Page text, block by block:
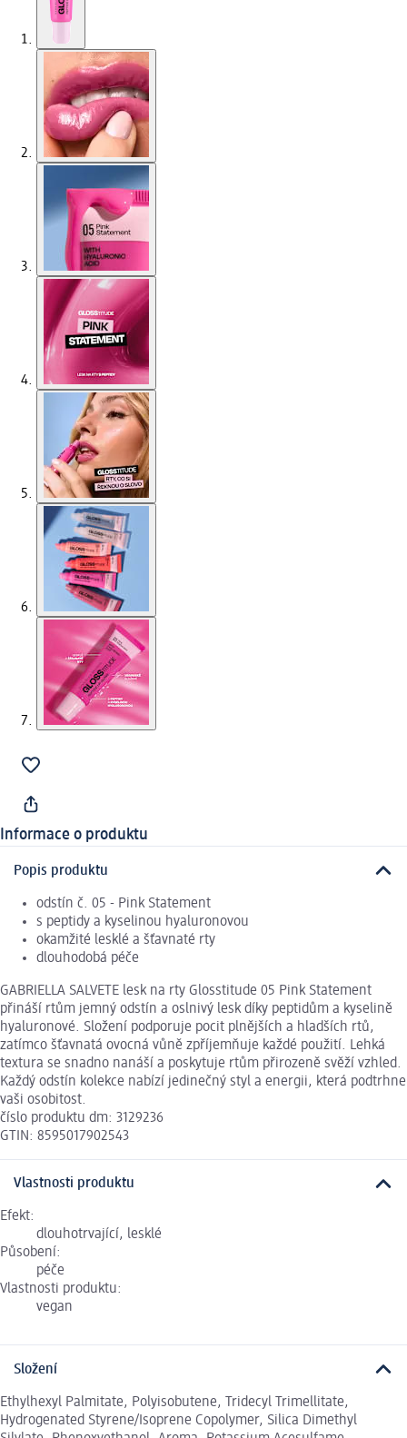
Informace o produktu
Popis produktu
odstín č. 05 - Pink Statement
s peptidy a kyselinou hyaluronovou
okamžité lesklé a šťavnaté rty
dlouhodobá péče
GABRIELLA SALVETE lesk na rty Glosstitude 05 Pink Statement
přináší rtům jemný odstín a oslnivý lesk díky peptidům a kyselině
hyaluronové. Složení podporuje pocit plnějších a hladších rtů,
zatímco šťavnatá ovocná vůně zpříjemňuje každé použití. Lehká
textura se snadno nanáší a poskytuje rtům přirozeně svěží vzhled.
Každý odstín kolekce nabízí jedinečný styl a energii, která podtrhne
vaši osobitost.
číslo produktu dm: 3129236
GTIN: 8595017902543
Vlastnosti produktu
Efekt:
dlouhotrvající, lesklé
Působení:
péče
Vlastnosti produktu:
vegan
Složení
Ethylhexyl Palmitate, Polyisobutene, Tridecyl Trimellitate,
Hydrogenated Styrene/Isoprene Copolymer, Silica Dimethyl